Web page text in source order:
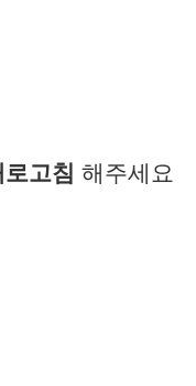
로고침 해주세요